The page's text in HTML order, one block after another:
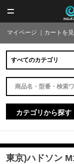
マイページ カートを
カテゴリから探す
東京)ハドソン